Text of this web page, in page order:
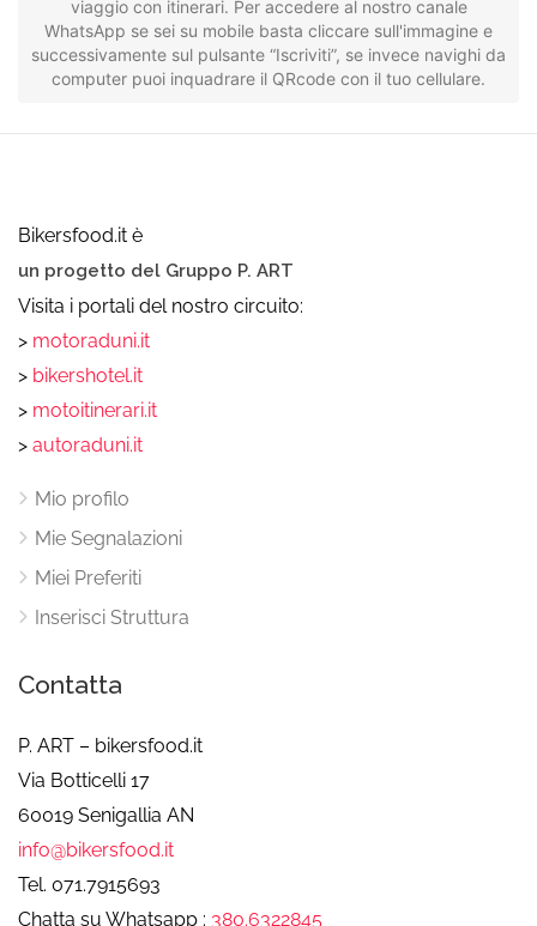
viaggio con itinerari. Per accedere al nostro canale
WhatsApp se sei su mobile basta cliccare sull'immagine e
successivamente sul pulsante “Iscriviti”, se invece navighi da
computer puoi inquadrare il QRcode con il tuo cellulare.
Bikersfood.it è
un progetto del Gruppo P. ART
Visita i portali del nostro circuito:
> motoraduni.it
> bikershotel.it
> motoitinerari.it
> autoraduni.it
Mio profilo
Mie Segnalazioni
Miei Preferiti
Inserisci Struttura
Contatta
P. ART – bikersfood.it
Via Botticelli 17
60019 Senigallia AN
info@bikersfood.it
Tel. 071.7915693
Chatta su Whatsapp : 380.6322845